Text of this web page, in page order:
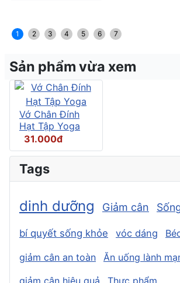
1 2 3 4 5 6 7
Sản phẩm vừa xem
Vớ Chân Đính
Hạt Tập Yoga
31.000đ
Tags
dinh dưỡng Giảm cân
bí quyết sống khỏe vóc dáng
giảm cân an toàn
Ăn uống lành
giảm cân hiệu quả
Thực phẩm